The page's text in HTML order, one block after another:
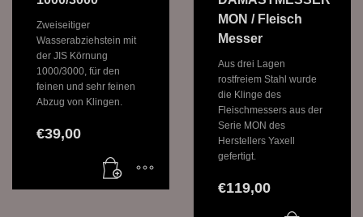
Zweiseitiger
Wasserabziehstein mit
der JIS Körnung
1000/3000, für den
feinen und sehr feinen
Abzug von Klingen.
€39,00
MON / Fleisch
Messer
Aus drei Lagen
rostfreiem Stahl wurde
die Klinge des
Fleischmessers aus der
Serie MON des
Herstellers Yaxell
gefertigt.
€119,00